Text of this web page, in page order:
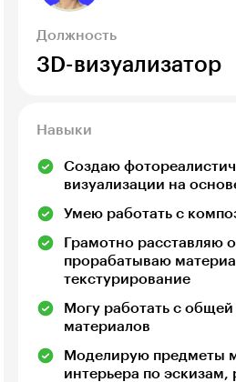
Должность
3D-визуализатор
Навыки
Создаю
визуализации на
Умею работать с
Грамотно расставляю
прорабатываю
текстурирование
Могу работать с
материалов
Моделирую предметы
интерьера по